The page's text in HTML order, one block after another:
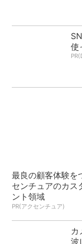
使
最良の顧客体験を
センチュアのカス
ント領域
PR(アクセンチュア)
カ
波